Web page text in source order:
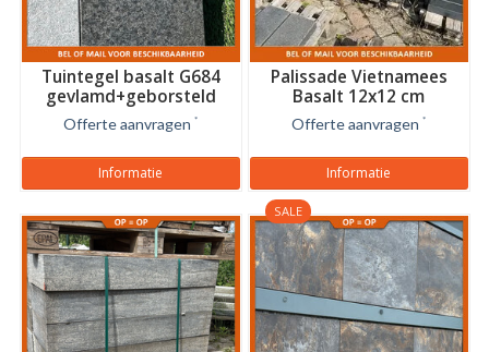
Tuintegel basalt G684
gevlamd+geborsteld
60x20x4 cm
Offerte aanvragen *
Informatie
SALE
Palissade Vietnamees
Basalt 12x12 cm
Offerte aanvragen *
Informatie